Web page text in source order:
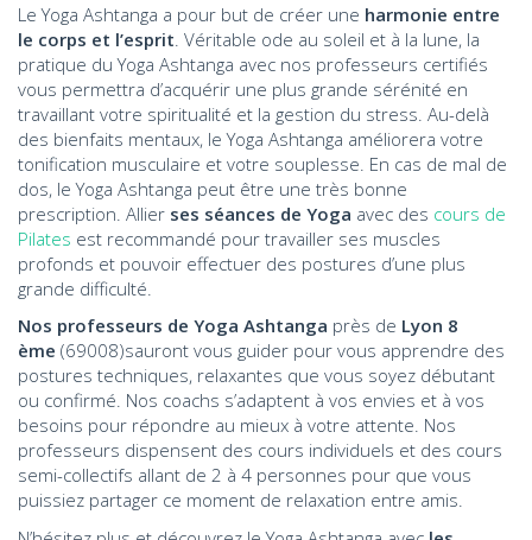
Le Yoga Ashtanga a pour but de créer une harmonie entre
le corps et l’esprit . Véritable ode au soleil et à la lune, la
pratique du Yoga Ashtanga avec nos professeurs certifiés
vous permettra d’acquérir une plus grande sérénité en
travaillant votre spiritualité et la gestion du stress. Au-delà
des bienfaits mentaux, le Yoga Ashtanga améliorera votre
tonification musculaire et votre souplesse. En cas de mal de
dos, le Yoga Ashtanga peut être une très bonne
prescription. Allier ses séances de Yoga avec des cours de
Pilates est recommandé pour travailler ses muscles
profonds et pouvoir effectuer des postures d’une plus
grande difficulté.
Nos professeurs de Yoga Ashtanga près de Lyon 8
ème (69008)sauront vous guider pour vous apprendre des
postures techniques, relaxantes que vous soyez débutant
ou confirmé. Nos coachs s’adaptent à vos envies et à vos
besoins pour répondre au mieux à votre attente. Nos
professeurs dispensent des cours individuels et des cours
semi-collectifs allant de 2 à 4 personnes pour que vous
puissiez partager ce moment de relaxation entre amis.